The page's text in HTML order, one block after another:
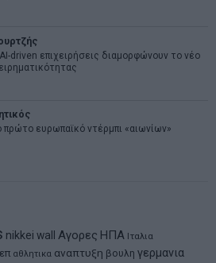
driven επιχειρήσεις διαμορφώνουν το νέο
ευρωπαϊκό ντέρμπι «αιωνίων»
nikkei wall Αγορες ΗΠΑ Ιταλια
αθλητικα αναπτυξη βουλη γερμανια